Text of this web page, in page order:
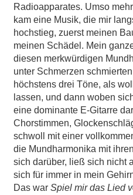
Radioapparates. Umso
kam eine Musik, die mir
hochstieg, zuerst meinen
meinen Schädel. Mein
diesen merkwürdigen
unter Schmerzen
höchstens drei Töne, als
lassen, und dann woben
eine dominante E-Gitarre
Chorstimmen,
schwoll mit einer
die Mundharmonika mit
sich darüber, ließ sich nicht
sich für immer in mein
Das war Spiel mir das Lied